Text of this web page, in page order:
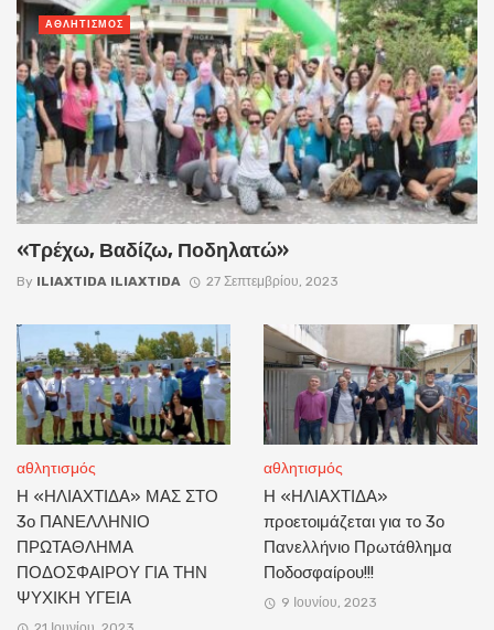
«Τρέχω, Βαδίζω, Ποδηλατώ»
By ILIAXTIDA ILIAXTIDA 27 Σεπτεμβρίου, 2023
ΑΘΛΗΤΙΣΜΌΣ
αθλητισμός
Η «ΗΛΙΑΧΤΙΔΑ» ΜΑΣ ΣΤΟ
3ο ΠΑΝΕΛΛΗΝΙΟ
ΠΡΩΤΑΘΛΗΜΑ
ΠΟΔΟΣΦΑΙΡΟΥ ΓΙΑ ΤΗΝ
ΨΥΧΙΚΗ ΥΓΕΙΑ
αθλητισμός
Η «ΗΛΙΑΧΤΙΔΑ»
προετοιμάζεται για το 3ο
Πανελλήνιο Πρωτάθλημα
Ποδοσφαίρου!!!
9 Ιουνίου, 2023